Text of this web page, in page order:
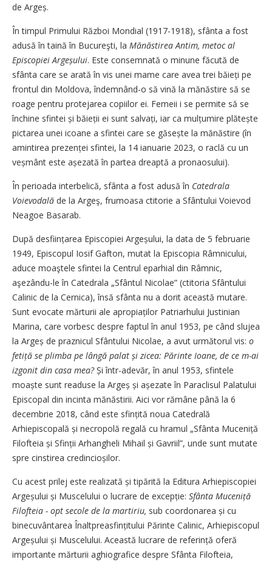
de Argeș.
În timpul Primului Război Mondial (1917-1918), sfânta a fost
adusă în taină în Bucureşti, la Mănăstirea Antim, metoc al
Episcopiei Argeșului. Este consemnată o minune făcută de
sfânta care se arată în vis unei mame care avea trei băieți pe
frontul din Moldova, îndemnând-o să vină la mănăstire să se
roage pentru protejarea copiilor ei. Femeii i se permite să se
închine sfintei și băieții ei sunt salvați, iar ca mulțumire plătește
pictarea unei icoane a sfintei care se găsește la mănăstire (în
amintirea prezenței sfintei, la 14 ianuarie 2023, o raclă cu un
veș­mânt este așezată în partea dreaptă a pronaosului).
În perioada interbelică, sfânta a fost adusă în Catedrala
Voievodală de la Argeş, frumoasa ctitorie a Sfântului Voievod
Neagoe Basarab.
După desființarea Episcopiei Argeșului, la data de 5 februarie
1949, Episcopul Iosif Gafton, mutat la Episcopia Râmnicului,
aduce moaştele sfintei la Centrul eparhial din Râmnic,
aşezându-le în Catedrala „Sfântul Nicolae” (ctitoria Sfântului
Calinic de la Cernica), însă sfânta nu a dorit această mutare.
Sunt evocate mărturii ale apropiaților Patriarhului Justinian
Marina, care vorbesc despre faptul în anul 1953, pe când slujea
la Argeș de praznicul Sfântului Nicolae, a avut următorul vis: o
fetiță se plimba pe lângă palat și zicea: Părinte Ioane, de ce m-ai
izgonit din casa mea?Și într-adevăr, în anul 1953, sfintele
moaște sunt readuse la Argeș și așezate în Paraclisul Palatului
Episcopal din incinta mănăstirii. Aici vor rămâne până la 6
decembrie 2018, când este sfințită noua Catedrală
Arhiepiscopală și necropolă regală cu hramul „Sfânta Muceniță
Filofteia și Sfinții Arhangheli Mihail și Gavriil”, unde sunt mutate
spre cinstirea credincioșilor.
Cu acest prilej este realizată și tipărită la Editura Arhiepiscopiei
Argeșului și Muscelului o lucrare de excepție: Sfânta Muceniță
Filofteia - opt secole de la martiriu, sub coordonarea și cu
binecuvântarea Înaltpreasfințitului Părinte Calinic, Arhiepiscopul
Argeșului și Muscelului. Această lucrare de referință oferă
importante mărturii aghiografice despre Sfânta Filofteia,